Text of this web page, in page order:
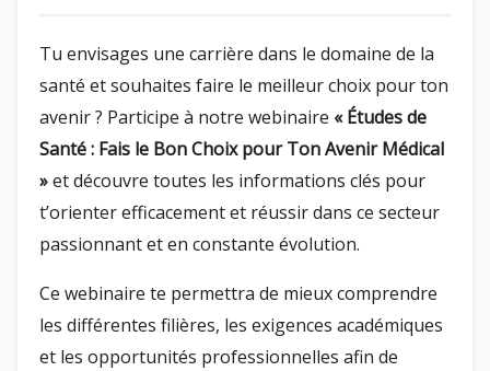
Tu envisages une carrière dans le domaine de la
santé et souhaites faire le meilleur choix pour ton
avenir ? Participe à notre webinaire « Études de
Santé : Fais le Bon Choix pour Ton Avenir Médical
»et découvre toutes les informations clés pour
t’orienter efficacement et réussir dans ce secteur
passionnant et en constante évolution.
Ce webinaire te permettra de mieux comprendre
les différentes filières, les exigences académiques
et les opportunités professionnelles afin de